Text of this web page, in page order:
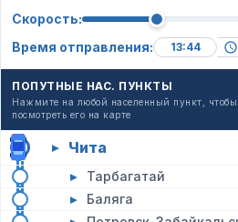
Скорость:
Время отправления:
ПОПУТНЫЕ НАС. ПУНКТЫ
Нажмите на любой населенный пункт, чтобы
посмотреть его на карте
▸ Чита
▸ Тарбагатай
▸ Баляга